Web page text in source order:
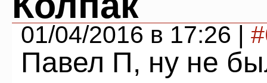
01/04/2016 в 17:26 |
Павел П, ну не